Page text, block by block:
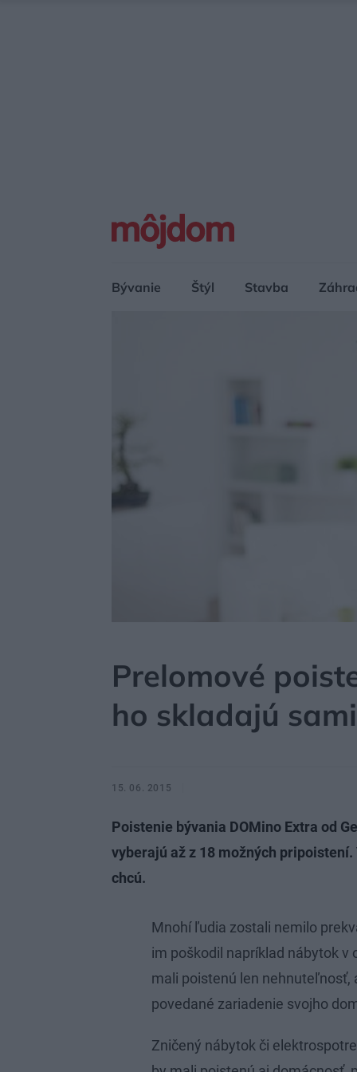
Bývanie Štýl Stavba
Prelomové
ho skladajú sami
15. 06. 2015
Poistenie bývania DOMino Extra od
vyberajú až z 18 možných
chcú.
Mnohí ľudia zostali nemilo
im poškodil napríklad nábytok v
mali poistenú len nehnuteľnosť,
povedané zariadenie svojho
Zničený nábytok či